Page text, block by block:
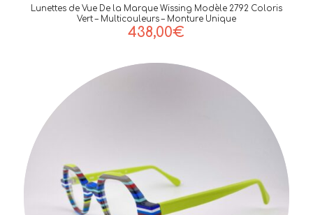
Lunettes de Vue De la Marque Wissing Modèle 2792 Coloris
Vert – Multicouleurs – Monture Unique
438,00€